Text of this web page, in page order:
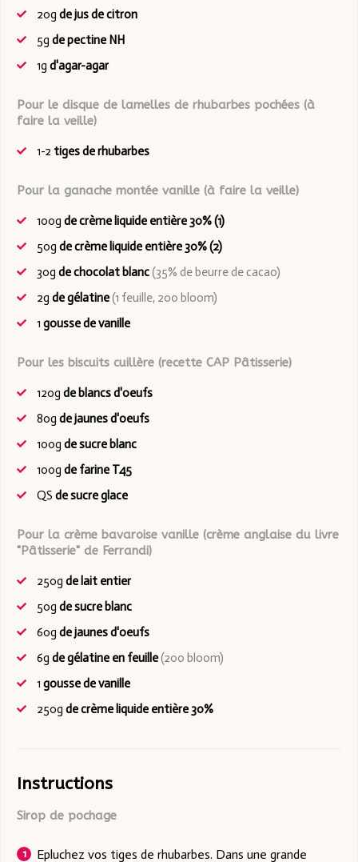
20g de jus de citron
5g de pectine NH
1g d'agar-agar
Pour le disque de lamelles de rhubarbes pochées (à
faire la veille)
1-2 tiges de rhubarbes
Pour la ganache montée vanille (à faire la veille)
100g de crème liquide entière 30% (1)
50g de crème liquide entière 30% (2)
30g de chocolat blanc(35% de beurre de cacao)
2g de gélatine(1 feuille, 200 bloom)
1 gousse de vanille
Pour les biscuits cuillère (recette CAP Pâtisserie)
120g de blancs d'oeufs
80g de jaunes d'oeufs
100g de sucre blanc
100g de farine T45
QS de sucre glace
Pour la crème bavaroise vanille (crème anglaise du livre
"Pâtisserie" de Ferrandi)
250g de lait entier
50g de sucre blanc
60g de jaunes d'oeufs
6g de gélatine en feuille(200 bloom)
1 gousse de vanille
250g de crème liquide entière 30%
Instructions
Sirop de pochage
Epluchez vos tiges de rhubarbes. Dans une grande